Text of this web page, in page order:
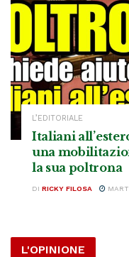
L’EDITORIALE
Italiani
una
la sua poltrona
DI RICKY FILOSA
L'OPINIONE